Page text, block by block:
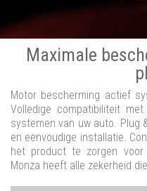
Maximale
Motor bescherming actief
Volledige compatibiliteit
systemen van uw auto. Plug
en eenvoudige installatie.
het product te zorgen voor
Monza heeft alle zekerheid